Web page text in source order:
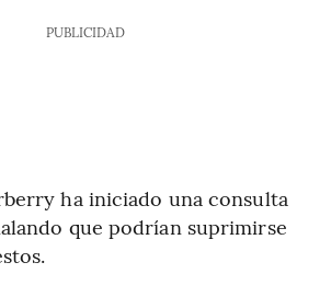
PUBLICIDAD
ha iniciado una consulta
que podrían suprimirse